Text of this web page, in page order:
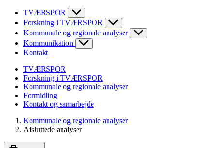
TVÆRSPOR
Forskning i TVÆRSPOR
Kommunale og regionale analyser
Kommunikation
Kontakt
TVÆRSPOR
Forskning i TVÆRSPOR
Kommunale og regionale analyser
Formidling
Kontakt og samarbejde
Kommunale og regionale analyser
Afsluttede analyser